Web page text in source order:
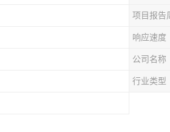
项目报告
响应速度
公司名称
行业类型